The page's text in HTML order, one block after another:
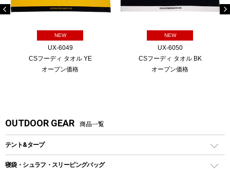
NEW
UX-6049
CSフーディ タオル YE
オープン価格
NEW
UX-6050
CSフーディ タオル BK
オープン価格
OUTDOOR GEAR 商品一覧
テント&タープ
テント
寝袋・シュラフ・スリーピングバッグ